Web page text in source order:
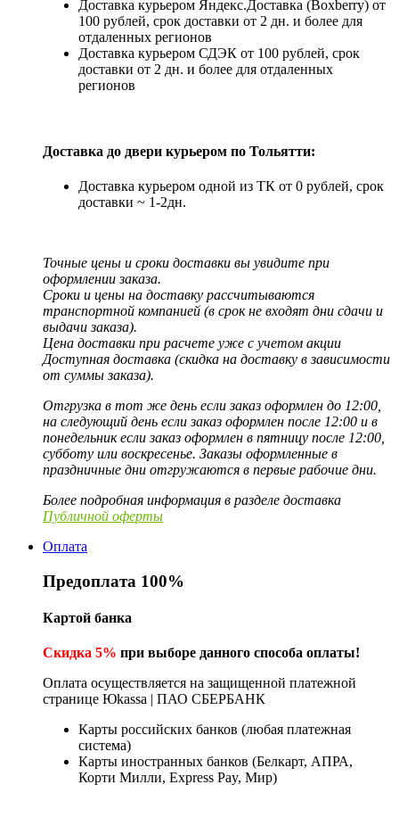
Доставка курьером Яндекс.Доставка (Boxberry) от
100 рублей, срок доставки от 2 дн. и более для
отдаленных регионов
Доставка курьером СДЭК от 100 рублей, срок
доставки от 2 дн. и более для отдаленных
регионов
Доставка до двери курьером по Тольятти:
Доставка курьером одной из ТК от 0 рублей, срок
доставки ~ 1-2дн.
Точные цены и сроки доставки вы увидите при
оформлении заказа.
Сроки и цены на доставку рассчитываются
транспортной компанией (в срок не входят дни сдачи и
выдачи заказа).
Цена доставки при расчете уже с учетом акции
Доступная доставка (скидка на доставку в зависимости
от суммы заказа).
Отгрузка в тот же день если заказ оформлен до 12:00,
на следующий день если заказ оформлен после 12:00 и в
понедельник если заказ оформлен в пятницу после 12:00,
субботу или воскресенье. Заказы оформленные в
праздничные дни отгружаются в первые рабочие дни.
Более подробная информация в разделе доставка
Публичной оферты
Оплата
Предоплата 100%
Картой банка
Скидка 5% при выборе данного способа оплаты!
Оплата осуществляется на защищенной платежной
странице Юkassa | ПАО СБЕРБАНК
Карты российских банков (любая платежная
система)
Карты иностранных банков (Белкарт, АПРА,
Корти Милли, Express Pay, Мир)